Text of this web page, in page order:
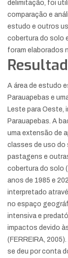
delimitação, foi
comparação e
estudo e outros
cobertura do solo
foram elaborados
A área de estudo
Parauapebas e
Leste para Oeste,
Parauapebas. A
uma extensão de
classes de uso do
pastagens e
cobertura do solo
anos de 1985 e
interpretado
no espaço
intensiva e
impactos devido
(FERREIRA,
se deu por conta